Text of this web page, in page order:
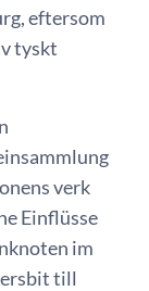
eftersom
tyskt
verk
Einflüsse
im
till